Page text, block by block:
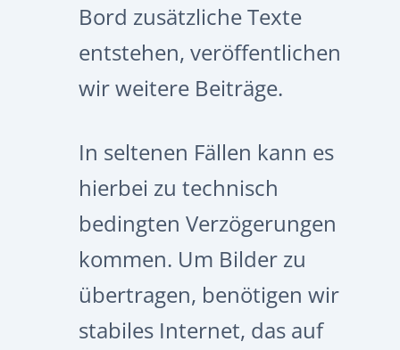
Bord zusätzliche Texte
entstehen, veröffentlichen
wir weitere Beiträge.
In seltenen Fällen kann es
hierbei zu technisch
bedingten Verzögerungen
kommen. Um Bilder zu
übertragen, benötigen wir
stabiles Internet, das auf